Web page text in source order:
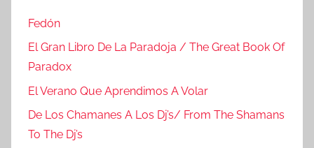
Fedón
El Gran Libro De La Paradoja / The Great Book Of
Paradox
El Verano Que Aprendimos A Volar
De Los Chamanes A Los Dj’s/ From The Shamans
To The Dj’s